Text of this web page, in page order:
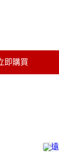
即購買